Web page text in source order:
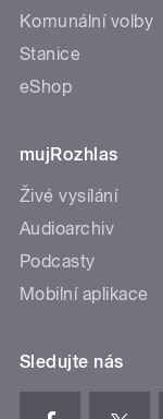
Komunální volby
Stanice
eShop
mujRozhlas
Živé vysílání
Audioarchiv
Podcasty
Mobilní aplikace
Sledujte nás